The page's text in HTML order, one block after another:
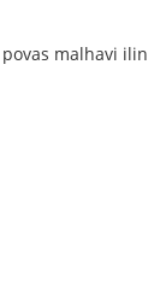
malhavi ilin